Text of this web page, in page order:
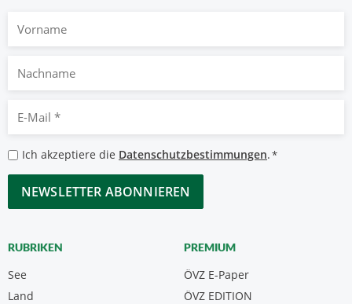
Nachname
Mail
*
Datenschutzbestimmungen
*
Ich akzeptiere die Datenschutzbestimmungen.*
CAPTCHA
RUBRIKEN
See
Land
PREMIUM
ÖVZ E-Paper
ÖVZ EDITION